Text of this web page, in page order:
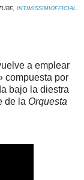
INTIMISSIMIOFFICIAL
a emplear
compuesta por
bajo la diestra
de la Orquesta